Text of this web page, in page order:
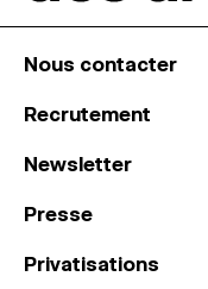
Nous contacter
Recrutement
Newsletter
Presse
Privatisations